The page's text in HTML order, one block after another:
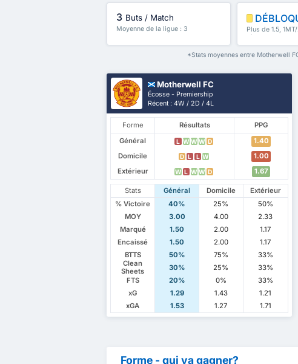
3 Buts / Match
Moyenne de la ligue : 3
Plus de 1.5,
plus
*Stats moyennes entre Motherwell
Motherwell FC
Écosse - Premiership
Récent : 4W / 2D / 4L
Forme Résultats
PPG
Général
L W W W D
1.40
Domicile
D L L W
1.00
Extérieur
W L W W D 1.67
Stats Général Domicile
Extérieur
% Victoire
40% 25%
50%
MOY
3.00 4.00
2.33
Marqué
1.50 2.00
1.17
Encaissé
1.50 2.00
1.17
BTTS
50% 75%
33%
Clean
Sheets
30% 25%
33%
FTS
20% 0%
33%
xG
1.29 1.43
1.21
xGA
1.53 1.27 1.71
Forme - qui va gagner?